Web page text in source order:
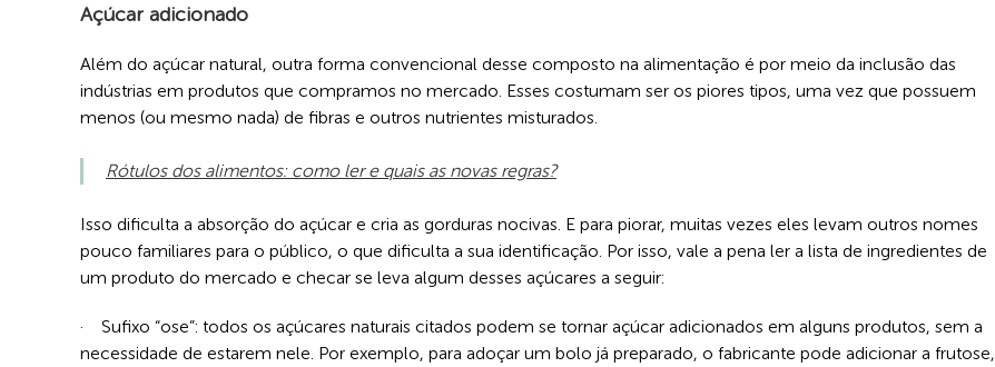
Açúcar adicionado
Além do açúcar natural, outra forma convencional desse composto na alimentação é por meio da inclusão das
indústrias em produtos que compramos no mercado. Esses costumam ser os piores tipos, uma vez que possuem
menos (ou mesmo nada) de fibras e outros nutrientes misturados.
Rótulos dos alimentos: como ler e quais as novas regras?
Isso dificulta a absorção do açúcar e cria as gorduras nocivas. E para piorar, muitas vezes eles levam outros nomes
pouco familiares para o público, o que dificulta a sua identificação. Por isso, vale a pena ler a lista de ingredientes de
um produto do mercado e checar se leva algum desses açúcares a seguir:
· Sufixo “ose”: todos os açúcares naturais citados podem se tornar açúcar adicionados em alguns produtos, sem a
necessidade de estarem nele. Por exemplo, para adoçar um bolo já preparado, o fabricante pode adicionar a frutose,